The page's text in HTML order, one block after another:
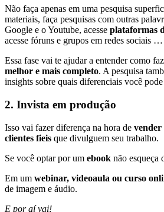
Não faça apenas em uma pesquisa
materiais, faça pesquisas com outras
Google e o Youtube, acesse plataformas
acesse fóruns e grupos em redes sociais …
Essa fase vai te ajudar a entender como
melhor e mais completo. A pesquisa
insights sobre quais diferenciais você pode
2. Invista em produção
Isso vai fazer diferença na hora de
clientes fieis que divulguem seu trabalho.
Se você optar por um ebook não esqueça
Em um webinar, videoaula ou curso
de imagem e áudio.
E por aí vai!